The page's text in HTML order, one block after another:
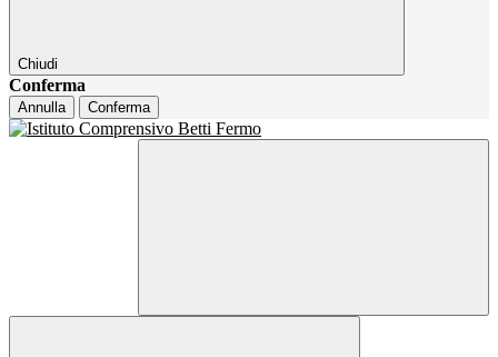
Chiudi
Conferma
Annulla Conferma